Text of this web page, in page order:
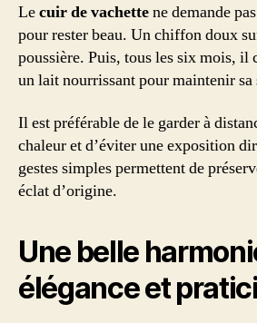
Lecuir de vachettene demande
pour rester beau. Un chiffon doux
poussière. Puis, tous les six mois, il
un lait nourrissant pour maintenir sa
Il est préférable de le garder à
chaleur et d’éviter une exposition
gestes simples permettent de
éclat d’origine.
Une belle
élégance et